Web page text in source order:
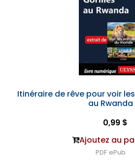
Itinéraire de rêve pour voir
au Rwanda
0,99 $
Ajoutez au
PDF ePub